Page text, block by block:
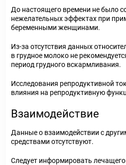
До настоящего времени не было
нежелательных эффектах при
беременными женщинами.
Из-за отсутствия данных
в грудное молоко не
период грудного вскармливания.
Исследования репродуктивной
влияния на репродуктивную
Взаимодействие
Данные о взаимодействии с
средствами отсутствуют.
Следует информировать